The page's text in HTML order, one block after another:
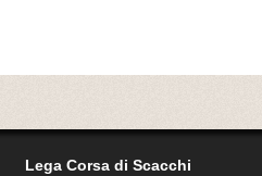
Lega Corsa di Scacchi